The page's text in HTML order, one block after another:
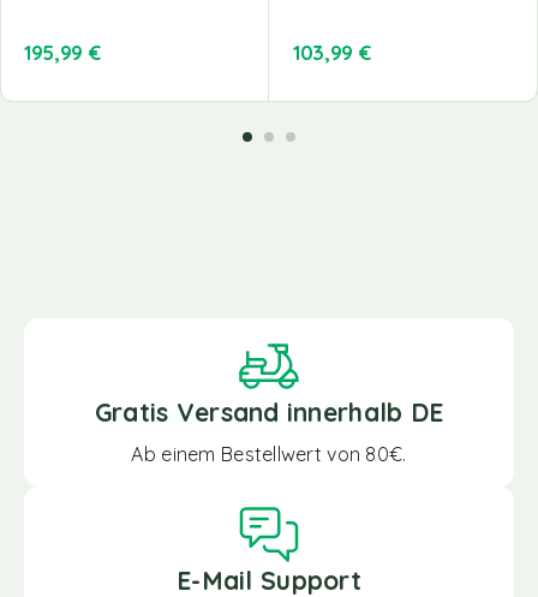
195,99 € 103,99 €
Gratis Versand innerhalb DE
Ab einem Bestellwert von 80€.
E-Mail Support